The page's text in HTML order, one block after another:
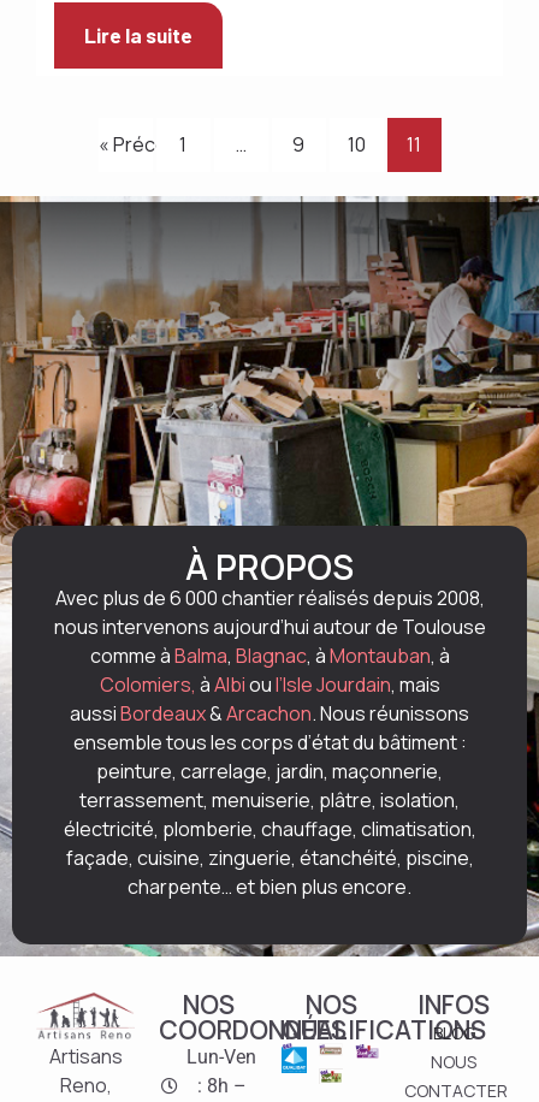
Lire la suite
« Précédent
1 … 9 10 11
À PROPOS
Avec plus de 6 000 chantier réalisés depuis 2008,
nous intervenons aujourd’hui autour de Toulouse
comme àBalma, Blagnac, àMontauban, à
Colomiers, àAlbioul’Isle Jourdain, mais
aussiBordeaux&Arcachon. Nous réunissons
ensemble tous les corps d’état du bâtiment :
peinture, carrelage, jardin, maçonnerie,
terrassement, menuiserie, plâtre, isolation,
électricité, plomberie, chauffage, climatisation,
façade, cuisine, zinguerie, étanchéité, piscine,
charpente… et bien plus encore.
Artisans
Reno,
NOS
COORDONNÉES
Lun-Ven
: 8h –
NOS
QUALIFICATIONS
INFOS
BLOG
NOUS
CONTACTER